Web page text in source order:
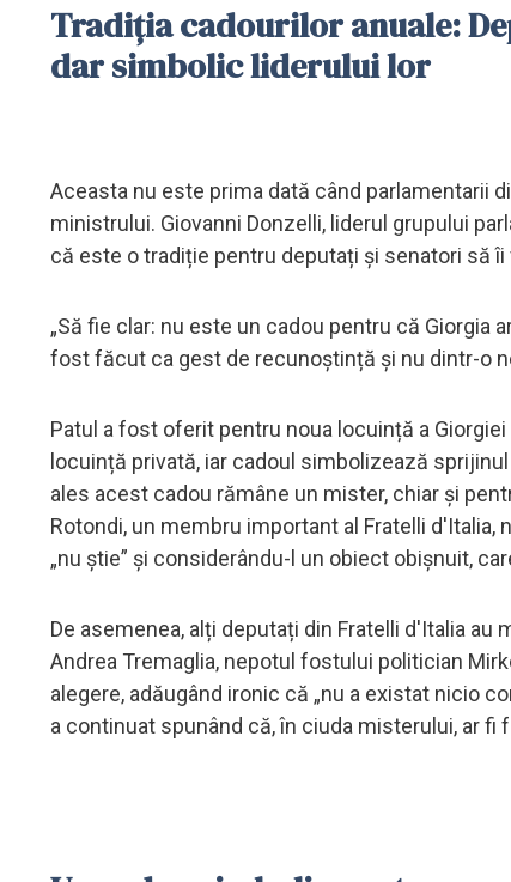
Tradiția cadourilor anuale:
dar simbolic liderului lor
Aceasta nu este prima dată când parlamentarii
ministrului. Giovanni Donzelli, liderul grupului
că este o tradiție pentru deputați și senatori să
„Să fie clar: nu este un cadou pentru că Giorgia
fost făcut ca gest de recunoștință și nu dintr-o
Patul a fost oferit pentru noua locuință a
locuință privată, iar cadoul simbolizează
ales acest cadou rămâne un mister, chiar și
Rotondi, un membru important al Fratelli
„nu știe” și considerându-l un obiect obișnuit,
De asemenea, alți deputați din Fratelli d'Italia
Andrea Tremaglia, nepotul fostului politician
alegere, adăugând ironic că „nu a existat nicio
a continuat spunând că, în ciuda misterului, ar